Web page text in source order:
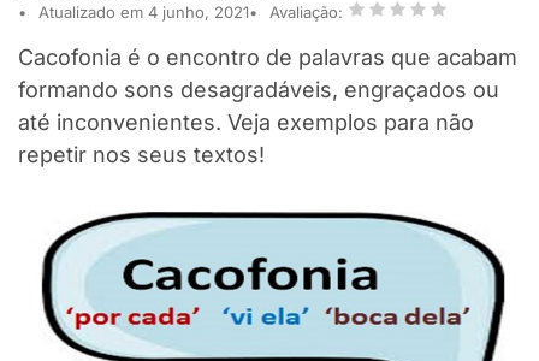
Atualizado em 4 junho, 2021
Avaliação:
Cacofonia é o encontro de palavras que acabam
formando sons desagradáveis, engraçados ou
até inconvenientes. Veja exemplos para não
repetir nos seus textos!